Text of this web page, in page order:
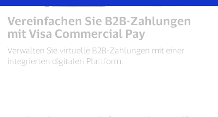
Vereinfachen Sie B2B-Zahlungen
mit Visa Commercial Pay
Verwalten Sie virtuelle B2B-Zahlungen mit einer
integrierten digitalen Plattform.